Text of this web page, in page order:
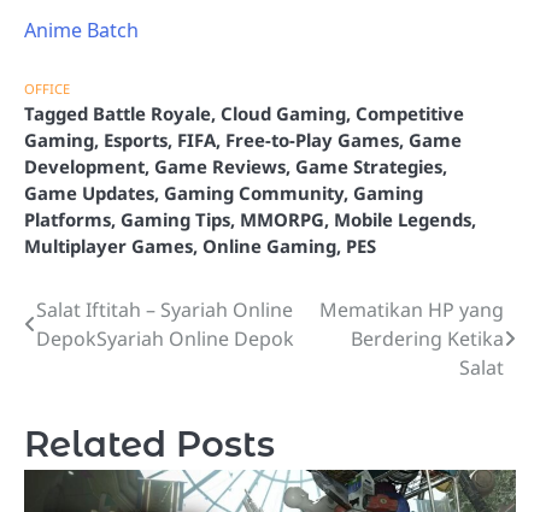
Anime Batch
OFFICE
Tagged Battle Royale, Cloud Gaming, Competitive
Gaming, Esports, FIFA, Free-to-Play Games, Game
Development, Game Reviews, Game Strategies,
Game Updates, Gaming Community, Gaming
Platforms, Gaming Tips, MMORPG, Mobile Legends,
Multiplayer Games, Online Gaming, PES
Post
navigation
Salat Iftitah – Syariah Online
DepokSyariah Online Depok
Mematikan HP yang
Berdering Ketika
Salat
Related Posts